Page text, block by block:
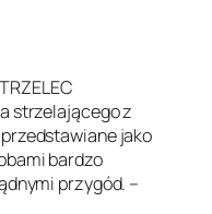
strzelającego z
jako
bardzo
przygód. –